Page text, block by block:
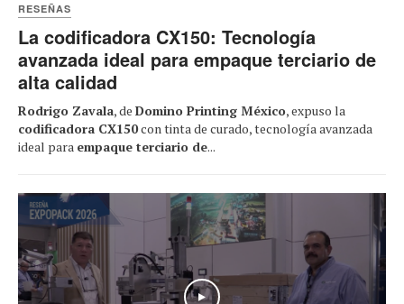
RESEÑAS
La codificadora CX150: Tecnología
avanzada ideal para empaque terciario de
alta calidad
Rodrigo Zavala, de Domino Printing México, expuso la
codificadora CX150con tinta de curado, tecnología avanzada
ideal para empaque terciario de...
Play